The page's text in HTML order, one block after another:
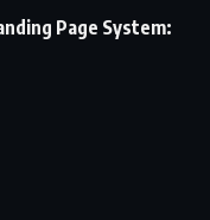
Page System: